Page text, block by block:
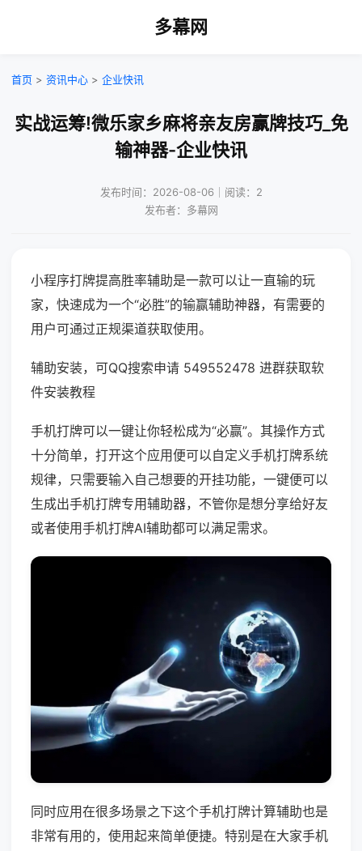
多幕网
首页 > 资讯中心 > 企业快讯
实战运筹!微乐家乡麻将亲友房赢牌技巧_免
输神器-企业快讯
发布时间：2026-08-06｜阅读：2
发布者：多幕网
小程序打牌提高胜率辅助是一款可以让一直输的玩
家，快速成为一个“必胜”的输赢辅助神器，有需要的
用户可通过正规渠道获取使用。
辅助安装，可QQ搜索申请 549552478 进群获取软
件安装教程
手机打牌可以一键让你轻松成为“必赢”。其操作方式
十分简单，打开这个应用便可以自定义手机打牌系统
规律，只需要输入自己想要的开挂功能，一键便可以
生成出手机打牌专用辅助器，不管你是想分享给好友
或者使用手机打牌AI辅助都可以满足需求。
同时应用在很多场景之下这个手机打牌计算辅助也是
非常有用的，使用起来简单便捷。特别是在大家手机